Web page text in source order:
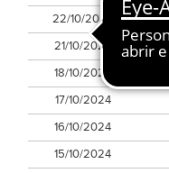
22/10/2024
21/10/2024
18/10/2024
17/10/2024
16/10/2024
15/10/2024